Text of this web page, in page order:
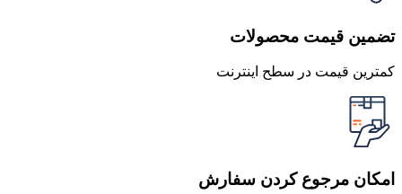
تضمین قیمت محصولات
کمترین قیمت در سطح اینترنت
امکان مرجوع کردن سفارش